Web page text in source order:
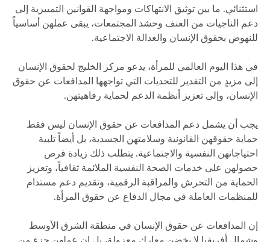
استثنائي. ما بين توثيق الانتهاكات ومواجهة القوانين التمييزية إلى
دعم الناجيات من العنف وحشد المجتمعات، يبقى عملهن أساسياً
للنهوض بحقوق الإنسان والعدالة الاجتماعية.
في هذا اليوم العالمي للمرأة، يدعو مركز الخليج لحقوق الإنسان
إلى مزيدٍ من التقدير للتحديات التي تواجهها المدافعات عن حقوق
الإنسان، وإلى تعزيز أنظمة الدعم لحماية رفاهيتهن.
يجب أن يشمل دعم المدافعات عن حقوق الإنسان ليس فقط
حماية حقوقهن القانونية وسلامتهن الجسدية، بل أيضاً تلبية
احتياجاتهن النفسية والاجتماعية. يتطلب ذلك زيادة فرص
حصولهن على خدمات الصحة النفسية الملائمة ثقافياً، وتعزيز
الحماية من التحرش والمراقبة الرقمية، وتقديم دعم مستدام
للمنظمات العاملة في مجال الدفاع عن حقوق المرأة.
إن المدافعات عن حقوق الإنسان في منطقة الشرق الأوسط
وشمال أفريقيا لا يخضن معارك معزولة، بل إن عملهن جزء من